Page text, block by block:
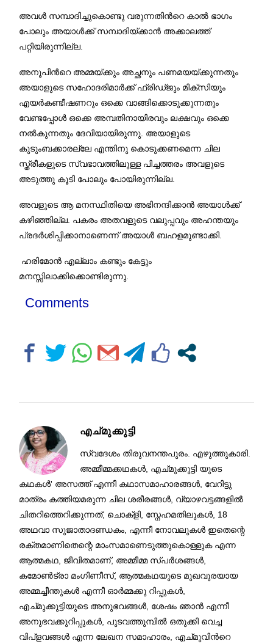
അവള്‍ സമ്പാദിച്ചുകൊണ്ടു വരുന്നതിന്‍റെ കാല്‍ ഭാഗം
പോലും അയാള്‍ക്ക് സമ്പാദിയ്ക്കാന്‍ അക്കാലത്ത്
പറ്റിയിരുന്നില്ല
അനൂപിന്‍റെ അമ്മയ്ക്കും അച്ഛനും പണമയയ്ക്കുന്നതും
അയാളുടെ സഹോദരിമാര്‍ക്ക് ഫ്രിഡ്ജും മിക്സിയും
എയര്‍കണ്ടീഷണറും ഒക്കെ വാങ്ങിക്കൊടുക്കുന്നതും
വേണ്ടപ്പോള്‍ ഒക്കെ അമ്പതിനായിരവും ലക്ഷവും ഒക്കെ
നല്‍കുന്നതും ദേവിയായിരുന്നു അയാളുടെ
കുടുംബക്കാരല്ലേ എന്തിനു കൊടുക്കണമെന്ന ചില
സ്ത്രീകളുടെ സ്വഭാവത്തിലുള്ള പിച്ചത്തരം അവളുടെ
അടുത്തു കൂടി പോലും പോയിരുന്നില്ല
അവളുടെ ആ മനസ്ഥിതിയെ അഭിനന്ദിക്കാന്‍ അയാള്‍ക്ക്
കഴിഞ്ഞില്ല പകരം അതവളുടെ വലുപ്പവും അഹന്തയും
പ്രദര്‍ശിപ്പിക്കാനാണെന്ന് അയാള്‍ ബഹളമുണ്ടാക്കി
ഹരിമോന്‍ എല്ലാം കണ്ടും കേട്ടും
മനസ്സിലാക്കിക്കൊണ്ടിരുന്നു
Comments
എച്മുക്കുട്ടി
സ്വദേശം തിരുവനന്തപുരം. എഴുത്തുകാരി.
അമ്മീമ്മക്കഥകള്‍, എച്മുക്കുട്ടി യുടെ
കഥകൾ' അസത്ത് എന്നീ കഥാസമാഹാരങ്ങൾ, വേറിട്ടു
മാത്രം കത്തിയമരുന്ന ചില ശരീരങ്ങള്‍, വ്യാഴവട്ടങ്ങളില്‍
ചിതറിത്തെറിക്കുന്നത്, ചൊക്ളി, സ്നേഹമതിലുകൾ, 18
അഥവാ സുജാതാദണ്ഡകം, എന്നീ നോവലുകൾ ഇതെന്റെ
രക്തമാണിതെന്റെ മാംസമാണെടുത്തുകൊള്ളുക എന്ന
ആത്മകഥ, ജീവിതമാണ്, അമ്മീമ്മ സ്പർശങ്ങൾ,
കമോൺട്രാ മംഗിണീസ്, ആത്മകഥയുടെ മുഖവുരയായ
അമ്മച്ചീന്തുകൾ എന്നീ ഓർമ്മക്കു റിപ്പുകൾ,
എച്മുക്കുട്ടിയുടെ അനുഭവങ്ങൾ, ശേഷം ഞാൻ എന്നീ
അനുഭവക്കുറിപ്പുകൾ, പുടവത്തുമ്പിൽ ഒതുക്കി വെച്ച
വിപ്ളവങ്ങൾ എന്ന ലേഖന സമാഹാരം, എച്മുവിൻറെ